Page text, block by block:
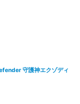
守護神エクゾディ